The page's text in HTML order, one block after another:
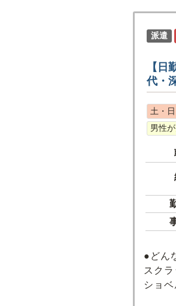
派遣
【
代・
土・
男性
●どん
スク
ショ